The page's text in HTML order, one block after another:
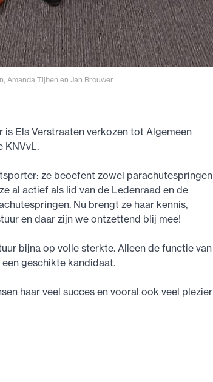
Amanda Tijben en Jan Brouwer
is Els Verstraaten verkozen tot Algemeen
KNVvL.
ze beoefent zowel parachutespringen
al actief als lid van de Ledenraad en de
Nu brengt ze haar kennis,
en daar zijn we ontzettend blij mee!
bijna op volle sterkte. Alleen de functie van
geschikte kandidaat.
haar veel succes en vooral ook veel plezier